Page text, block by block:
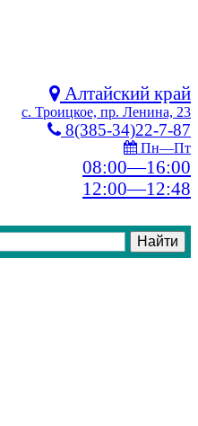
Алтайский край
с. Троицкое, пр. Ленина, 23
8(385-34)22-7-87
Пн—Пт
08:00—16:00
12:00—12:48